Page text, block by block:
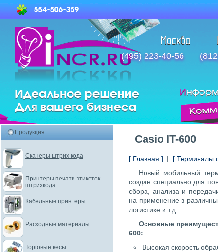
(495) 223-40-56
Casio IT-600
[ Главная ] | [ Терминалы
Новый мобильный
создан специально для
сбора, анализа и
на применение в
логистике и т.д.
Основные
600:
Высокая скорость
Продукция
Сканеры штрих кода
Принтеры печати этикеток
штрихкода
Кабельные принтеры
Расходные материалы
Торговые весы